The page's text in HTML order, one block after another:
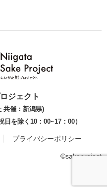
ジェクト
共催：新潟県)
を除く10：00~17：00）
プライバシーポリシー
©sakeproject